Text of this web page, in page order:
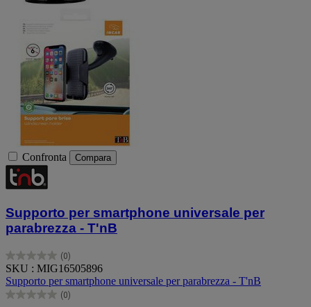
Confronta Compara
Supporto per smartphone universale per
parabrezza - T'nB
(0)
0.0
su
5
stelle.
SKU : MIG16505896
Supporto per smartphone universale per parabrezza - T'nB
(0)
0.0